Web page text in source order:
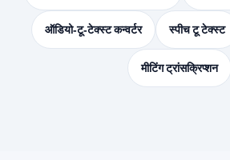
ऑडियो‑टू‑टेक्स्ट कन्वर्टर स्पीच टू टेक्स्ट
मीटिंग ट्रांसक्रिप्शन